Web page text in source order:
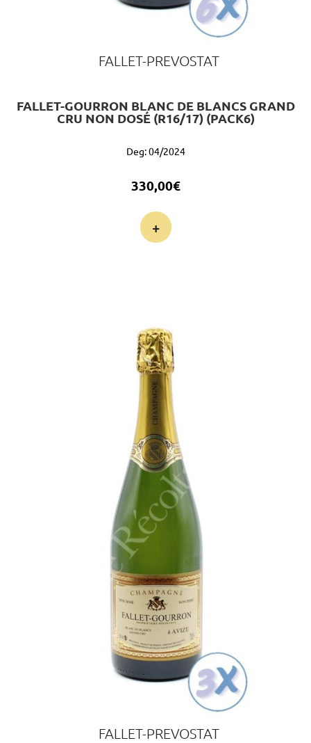
FALLET-PREVOSTAT
FALLET-GOURRON BLANC DE BLANCS GRAND
CRU NON DOSÉ (R16/17) (PACK6)
Deg: 04/2024
330,00€
+
FALLET-PREVOSTAT